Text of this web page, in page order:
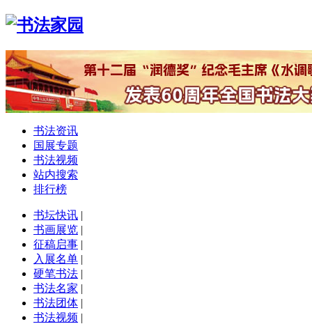
书法资讯
国展专题
书法视频
站内搜索
排行榜
书坛快讯 |
书画展览 |
征稿启事 |
入展名单 |
硬笔书法 |
书法名家 |
书法团体 |
书法视频 |